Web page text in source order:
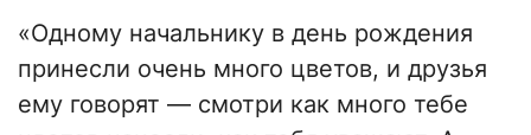
«Одному начальнику в день рождения
принесли очень много цветов, и друзья
ему говорят — смотри как много тебе